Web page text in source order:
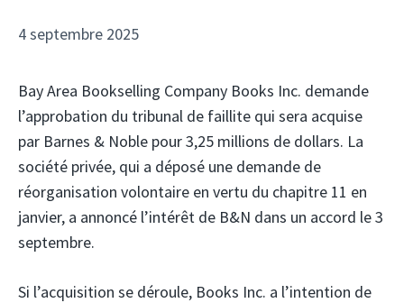
4 septembre 2025
Bay Area Bookselling Company Books Inc. demande
l’approbation du tribunal de faillite qui sera acquise
par Barnes & Noble pour 3,25 millions de dollars. La
société privée, qui a déposé une demande de
réorganisation volontaire en vertu du chapitre 11 en
janvier, a annoncé l’intérêt de B&N dans un accord le 3
septembre.
Si l’acquisition se déroule, Books Inc. a l’intention de